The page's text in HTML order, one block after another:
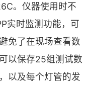
。仪器使用时不
实时监测功能，可
免了在现场查看数
以保存25组测试数
以及每个灯管的发